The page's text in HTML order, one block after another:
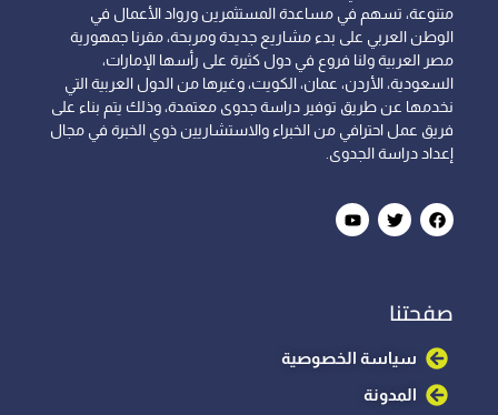
متنوعة، تسهم في مساعدة المستثمرين ورواد الأعمال في
الوطن العربي على بدء مشاريع جديدة ومربحة، مقرنا جمهورية
مصر العربية ولنا فروع في دول كثيرة على رأسها الإمارات،
السعودية، الأردن، عمان، الكويت، وغيرها من الدول العربية التي
نخدمها عن طريق توفير دراسة جدوى معتمدة، وذلك يتم بناء على
فريق عمل احترافي من الخبراء والاستشاريين ذوي الخبرة في مجال
إعداد دراسة الجدوى.
صفحتنا
سياسة الخصوصية
المدونة